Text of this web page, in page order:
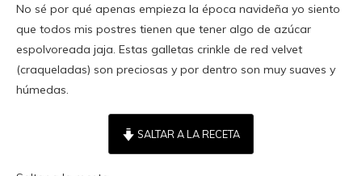
No sé por qué apenas empieza la época navideña yo siento
que todos mis postres tienen que tener algo de azúcar
espolvoreada jaja. Estas galletas crinkle de red velvet
(craqueladas) son preciosas y por dentro son muy suaves y
húmedas.
SALTAR A LA RECETA